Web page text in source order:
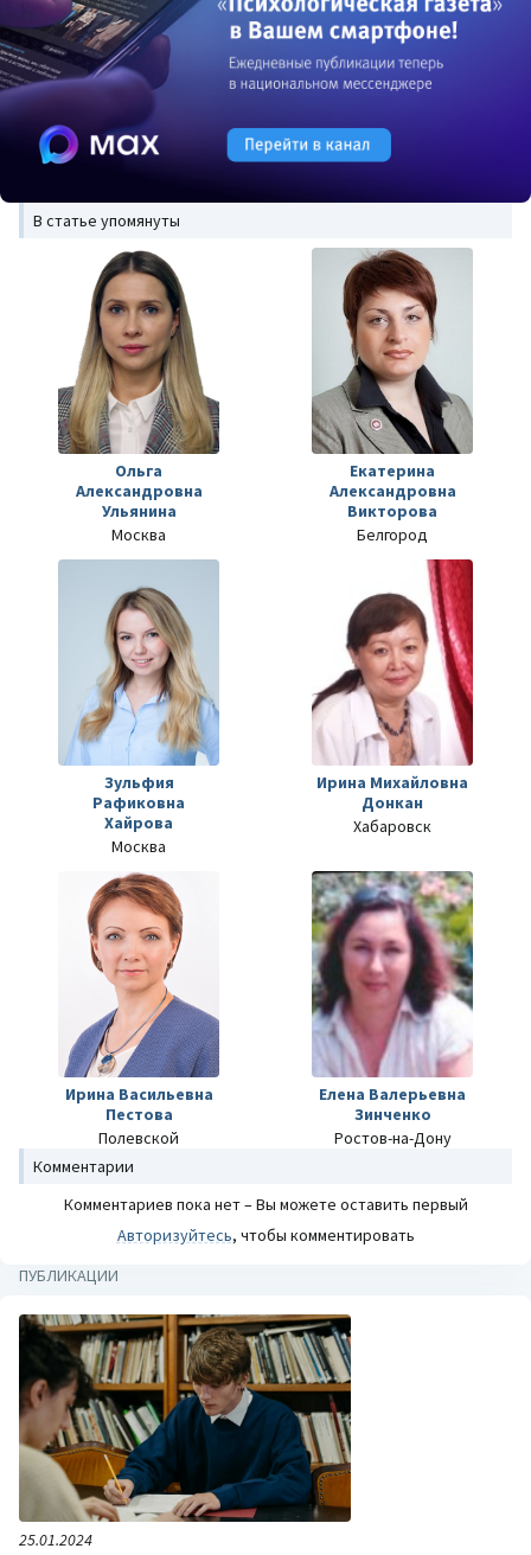
В статье упомянуты
Ольга
Александровна
Ульянина
Москва
Екатерина
Александровна
Викторова
Белгород
Зульфия
Рафиковна
Хайрова
Москва
Ирина Михайловна
Донкан
Хабаровск
Ирина Васильевна
Пестова
Полевской
Елена Валерьевна
Зинченко
Ростов-на-Дону
Комментарии
Комментариев пока нет – Вы можете оставить первый
Авторизуйтесь, чтобы комментировать
ПУБЛИКАЦИИ
25.01.2024